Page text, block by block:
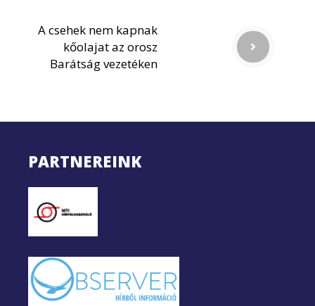
A csehek nem kapnak
kőolajat az orosz
Barátság vezetéken
PARTNEREINK